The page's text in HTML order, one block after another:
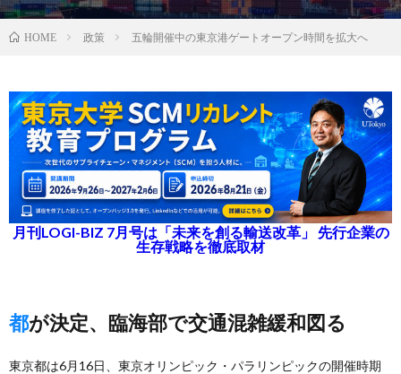
HOME 政策 五輪開催中の東京港ゲートオープン時間を拡大へ
月刊LOGI-BIZ 7月号は「未来を創る輸送改革」 先行企業の
生存戦略を徹底取材
都が決定、臨海部で交通混雑緩和図る
東京都は6月16日、東京オリンピック・パラリンピックの開催時期